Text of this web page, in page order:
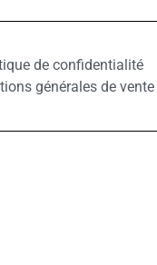
de confidentialité
générales de vente